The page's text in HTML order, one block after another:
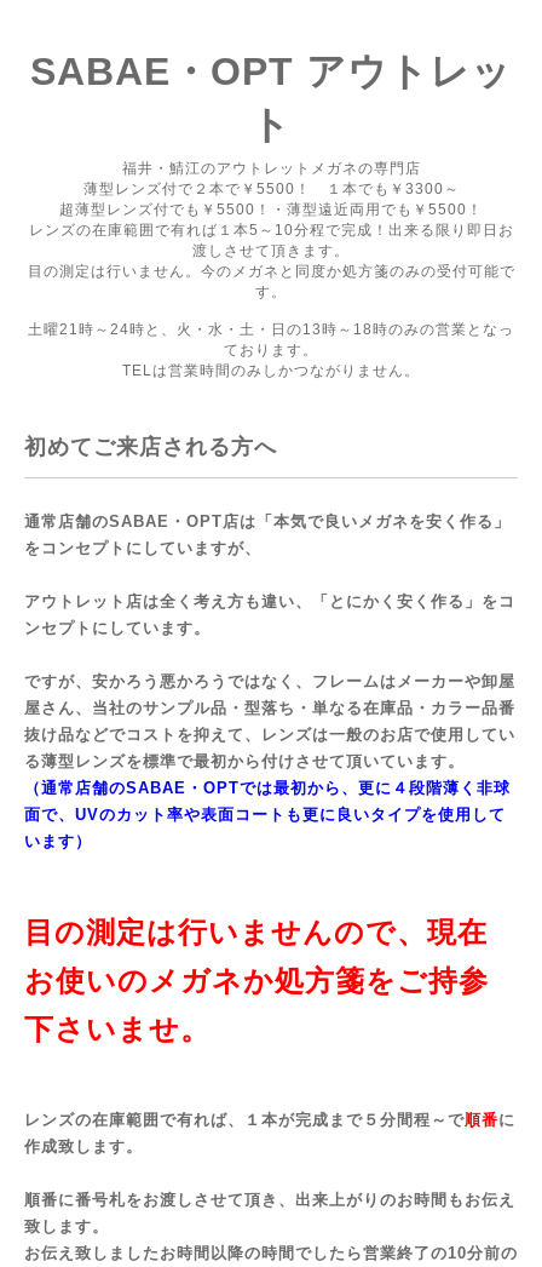
SABAE・OPT アウトレッ
ト
福井・鯖江のアウトレットメガネの専門店
薄型レンズ付で２本で￥5500！ １本でも￥3300～
超薄型レンズ付でも￥5500！・薄型遠近両用でも￥5500！
レンズの在庫範囲で有れば１本5～10分程で完成！出来る限り即日お
渡しさせて頂きます。
目の測定は行いません。今のメガネと同度か処方箋のみの受付可能で
す。
土曜21時～24時と、火・水・土・日の13時～18時のみの営業となっ
ております。
TELは営業時間のみしかつながりません。
初めてご来店される方へ
通常店舗のSABAE・OPT店は「本気で良いメガネを安く作る」
をコンセプトにしていますが、
アウトレット店は全く考え方も違い、「とにかく安く作る」をコ
ンセプトにしています。
ですが、安かろう悪かろうではなく、フレームはメーカーや卸屋
屋さん、当社のサンプル品・型落ち・単なる在庫品・カラー品番
抜け品などでコストを抑えて、レンズは一般のお店で使用してい
る薄型レンズを標準で最初から付けさせて頂いています。
（通常店舗のSABAE・OPTでは最初から、更に４段階薄く非球
面で、UVのカット率や表面コートも更に良いタイプを使用して
います）
目の測定は行いませんので、現在
お使いのメガネか処方箋をご持参
下さいませ。
レンズの在庫範囲で有れば、１本が完成まで５分間程～で順番に
作成致します。
順番に番号札をお渡しさせて頂き、出来上がりのお時間もお伝え
致します。
お伝え致しましたお時間以降の時間でしたら営業終了の10分前の